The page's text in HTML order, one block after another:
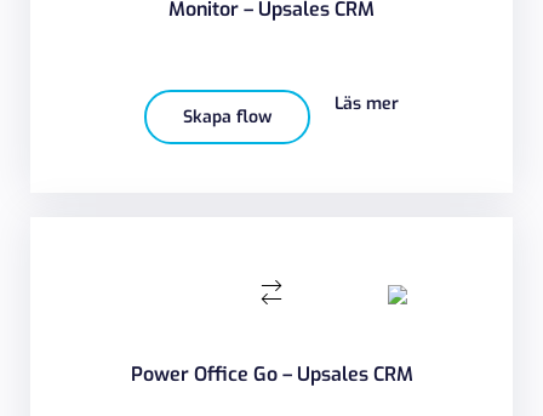
Monitor – Upsales CRM
Skapa flow
Läs mer
Power Office Go – Upsales CRM